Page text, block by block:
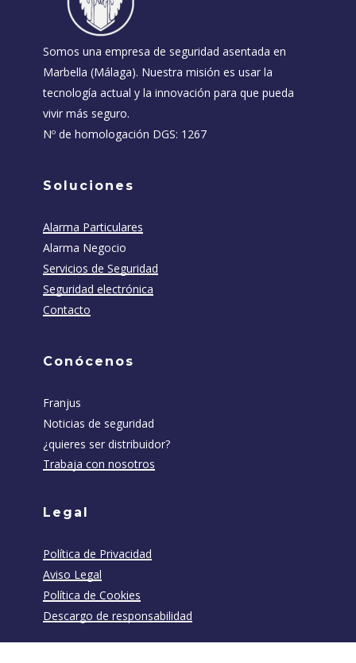
Somos una empresa de seguridad asentada en
Marbella (Málaga). Nuestra misión es usar la
tecnología actual y la innovación para que pueda
vivir más seguro.
Nº de homologación DGS: 1267
Soluciones
Alarma Particulares
Alarma Negocio
Servicios de Seguridad
Seguridad electrónica
Contacto
Conócenos
Franjus
Noticias de seguridad
¿quieres ser distribuidor?
Trabaja con nosotros
Legal
Política de Privacidad
Aviso Legal
Política de Cookies
Descargo de responsabilidad